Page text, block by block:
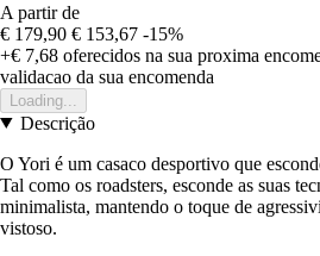
A partir de
€ 179,90 € 153,67 -15%
+€ 7,68 oferecidos na sua proxima
validacao da sua encomenda
Loading...
Descrição
O Yori é um casaco desportivo que
Tal como os roadsters, esconde as suas
minimalista, mantendo o toque de
vistoso.